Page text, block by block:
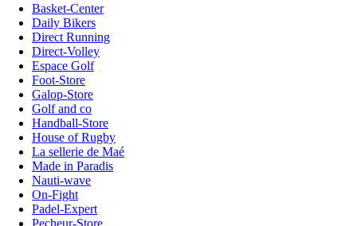
Basket-Center
Daily Bikers
Direct Running
Direct-Volley
Espace Golf
Foot-Store
Galop-Store
Golf and co
Handball-Store
House of Rugby
La sellerie de Maé
Made in Paradis
Nauti-wave
On-Fight
Padel-Expert
Pecheur-Store